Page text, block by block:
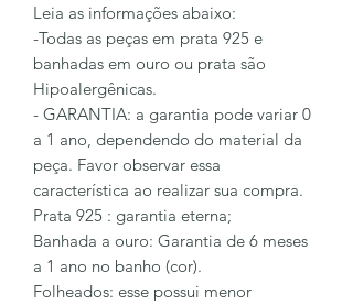
Leia as informações abaixo:
-Todas as peças em prata 925 e
banhadas em ouro ou prata são
Hipoalergênicas.
- GARANTIA: a garantia pode variar 0
a 1 ano, dependendo do material da
peça. Favor observar essa
característica ao realizar sua compra.
Prata 925 : garantia eterna;
Banhada a ouro: Garantia de 6 meses
a 1 ano no banho (cor).
Folheados: esse possui menor